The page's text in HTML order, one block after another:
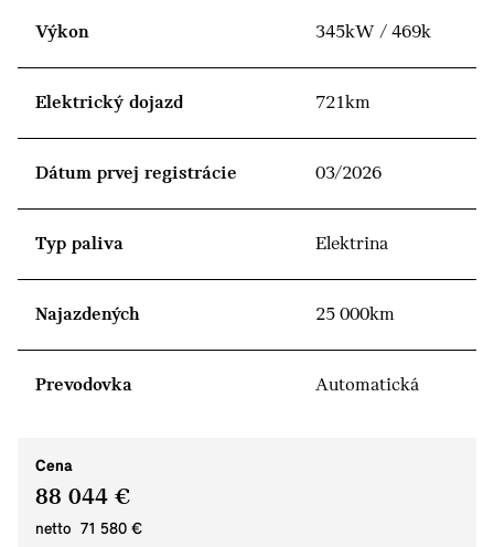
Výkon 345kW / 469k
Elektrický dojazd 721km
Dátum prvej registrácie 03/2026
Typ paliva Elektrina
Najazdených 25 000km
Prevodovka Automatická
Cena
88 044 €
netto 71 580 €